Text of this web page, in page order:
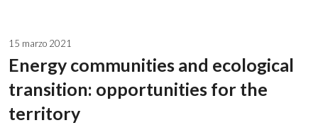
15 marzo 2021
Energy communities and ecological
transition: opportunities for the
territory